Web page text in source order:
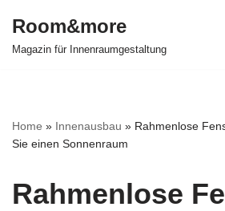
Zum
Room&more
Magazin für Innenraumgestaltung
Home » Innenausbau » Rahmenlose
Sie einen Sonnenraum
Rahmenlose